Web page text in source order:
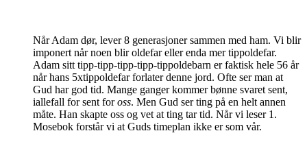
Når Adam dør, lever 8 generasjoner sammen med ham. Vi blir
imponert når noen blir oldefar eller enda mer tippoldefar.
Adam sitt tipp-tipp-tipp-tipp-tippoldebarn er faktisk hele 56 år
når hans 5xtippoldefar forlater denne jord. Ofte ser man at
Gud har god tid. Mange ganger kommer bønne svaret sent,
iallefall for sent foross. Men Gud ser ting på en helt annen
måte. Han skapte oss og vet at ting tar tid. Når vi leser 1.
Mosebok forstår vi at Guds timeplan ikke er som vår.